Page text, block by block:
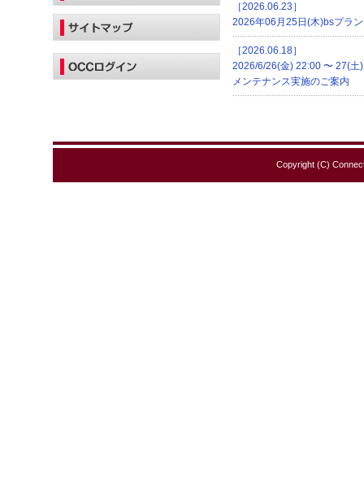
［2026.06.23］
2026年06月25日(木)bsプラ
［2026.06.18］
2026/6/26(金) 22:00 〜 27(
メンテナンス実施のご案内
Copyright (C)